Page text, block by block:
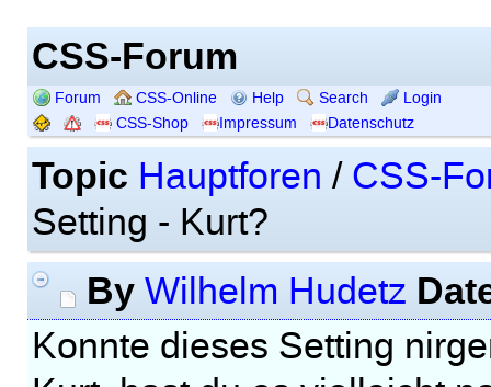
CSS-Forum
Forum CSS-Online Help Search
Login
CSS-Shop
Impressum Datenschutz
Topic Hauptforen / CSS-
Setting - Kurt?
By Wilhelm Hudetz
Konnte dieses Setting